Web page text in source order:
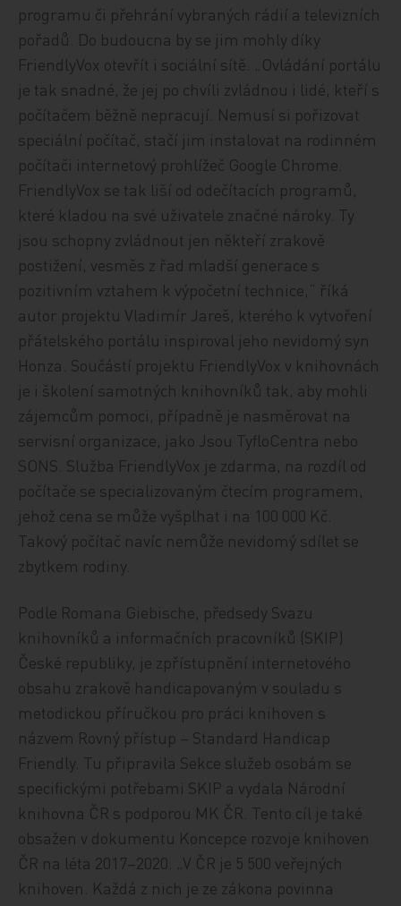
programu či přehrání vybraných rádií a televizních
pořadů. Do budoucna by se jim mohly díky
FriendlyVox otevřít i sociální sítě. „Ovládání portálu
je tak snadné, že jej po chvíli zvládnou i lidé, kteří s
počítačem běžně nepracují. Nemusí si pořizovat
speciální počítač, stačí jim instalovat na rodinném
počítači internetový prohlížeč Google Chrome.
FriendlyVox se tak liší od odečítacích programů,
které kladou na své uživatele značné nároky. Ty
jsou schopny zvládnout jen někteří zrakově
postižení, vesměs z řad mladší generace s
pozitivním vztahem k výpočetní technice,“ říká
autor projektu Vladimír Jareš, kterého k vytvoření
přátelského portálu inspiroval jeho nevidomý syn
Honza. Součástí projektu FriendlyVox v knihovnách
je i školení samotných knihovníků tak, aby mohli
zájemcům pomoci, případně je nasměrovat na
servisní organizace, jako Jsou TyfloCentra nebo
SONS. Služba FriendlyVox je zdarma, na rozdíl od
počítače se specializovaným čtecím programem,
jehož cena se může vyšplhat i na 100 000 Kč.
Takový počítač navíc nemůže nevidomý sdílet se
zbytkem rodiny.
Podle Romana Giebische, předsedy Svazu
knihovníků a informačních pracovníků (SKIP)
České republiky, je zpřístupnění internetového
obsahu zrakově handicapovaným v souladu s
metodickou příručkou pro práci knihoven s
názvem Rovný přístup – Standard Handicap
Friendly. Tu připravila Sekce služeb osobám se
specifickými potřebami SKIP a vydala Národní
knihovna ČR s podporou MK ČR. Tento cíl je také
obsažen v dokumentu Koncepce rozvoje knihoven
ČR na léta 2017–2020. „V ČR je 5 500 veřejných
knihoven. Každá z nich je ze zákona povinna